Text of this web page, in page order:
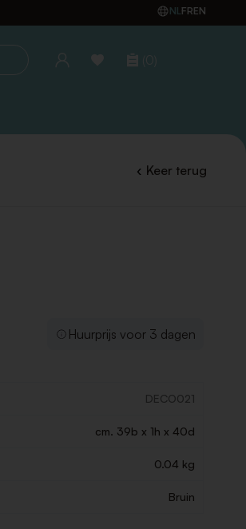
NLFREN
(0)
Keer terug
Huurprijs voor 3 dagen
DECO021
cm. 39b x 1h x 40d
0.04 kg
Bruin